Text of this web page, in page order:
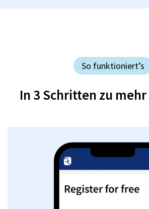
So funktioniert’s
In 3 Schritten zu